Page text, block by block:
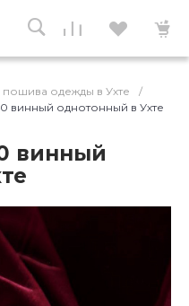
пошива одежды в Ухте
/
винный однотонный в Ухте
винный